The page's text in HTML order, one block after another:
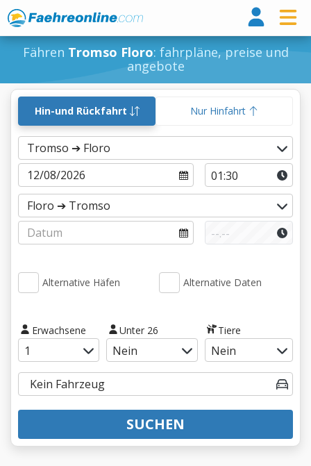
Fähren Tromso Floro: fahrpläne, preise und
angebote
Hin-und Rückfahrt Nur Hinfahrt
Alternative Häfen Alternative Daten
Erwachsene Unter 26 Tiere
SUCHEN